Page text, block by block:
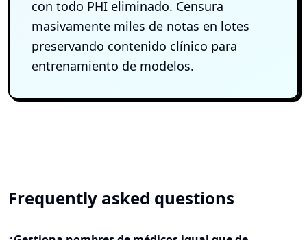
con todo PHI eliminado. Censura
masivamente miles de notas en lotes
preservando contenido clínico para
entrenamiento de modelos.
Frequently asked questions